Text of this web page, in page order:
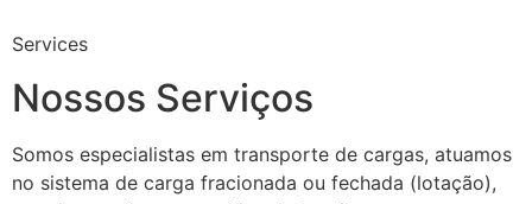
Services
Nossos Serviços
Somos especialistas em transporte de cargas, atuamos
no sistema de carga fracionada ou fechada (lotação),